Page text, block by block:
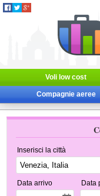
Voli low cost
Compagnie aeree
Inserisci la città
Data arrivo Data